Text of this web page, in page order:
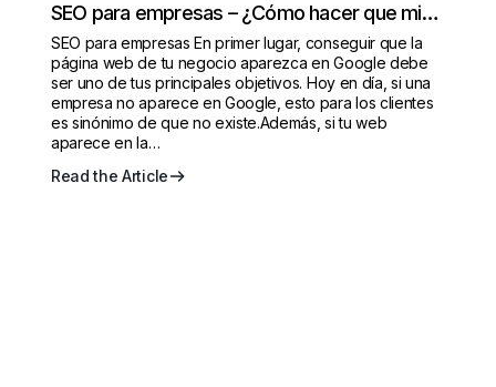
SEO para empresas – ¿Cómo hacer que mi
página aparezca en google?
SEO para empresas En primer lugar, conseguir que la
página web de tu negocio aparezca en Google debe
ser uno de tus principales objetivos. Hoy en día, si una
empresa no aparece en Google, esto para los clientes
es sinónimo de que no existe.Además, si tu web
aparece en la…
Read the Article